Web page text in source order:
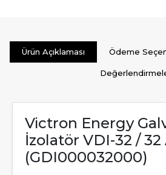
Ürün Açıklaması Ödeme
Victron Energy
İzolatör VDI-32 /
(GDI000032000)